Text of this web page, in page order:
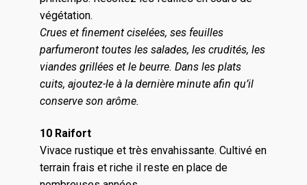
végétation.
Crues et finement ciselées, ses feuilles
parfumeront toutes les salades, les crudités, les
viandes grillées et le beurre. Dans les plats
cuits, ajoutez-le à la dernière minute afin qu’il
conserve son arôme.
10 Raifort
Vivace rustique et très envahissante. Cultivé en
terrain frais et riche il reste en place de